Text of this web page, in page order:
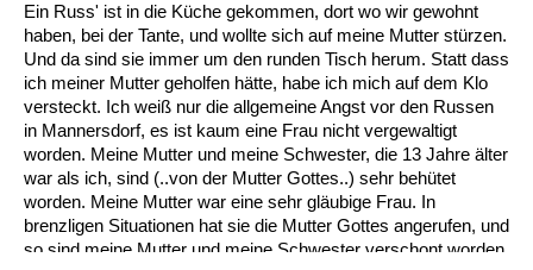
Ein Russ' ist in die Küche gekommen, dort wo wir gewohnt
haben, bei der Tante, und wollte sich auf meine Mutter stürzen.
Und da sind sie immer um den runden Tisch herum. Statt dass
ich meiner Mutter geholfen hätte, habe ich mich auf dem Klo
versteckt. Ich weiß nur die allgemeine Angst vor den Russen
in Mannersdorf, es ist kaum eine Frau nicht vergewaltigt
worden. Meine Mutter und meine Schwester, die 13 Jahre älter
war als ich, sind (..von der Mutter Gottes..) sehr behütet
worden. Meine Mutter war eine sehr gläubige Frau. In
brenzligen Situationen hat sie die Mutter Gottes angerufen, und
so sind meine Mutter und meine Schwester verschont worden.